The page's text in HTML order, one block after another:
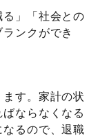
」「社会との
ンクができ
す。家計の状
ならなくなる
るので、退職